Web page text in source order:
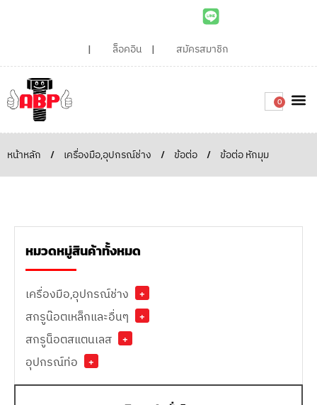
ล็อคอิน สมัครสมาชิก
0
หน้าหลัก / เครื่องมือ,อุปกรณ์ช่าง / ข้อต่อ / ข้อต่อ หักมุม
หมวดหมู่สินค้าทั้งหมด
เครื่องมือ,อุปกรณ์ช่าง
+
สกรูน๊อตเหล็กและอื่นๆ
+
สกรูน็อตสแตนเลส
+
อุปกรณ์ท่อ
+